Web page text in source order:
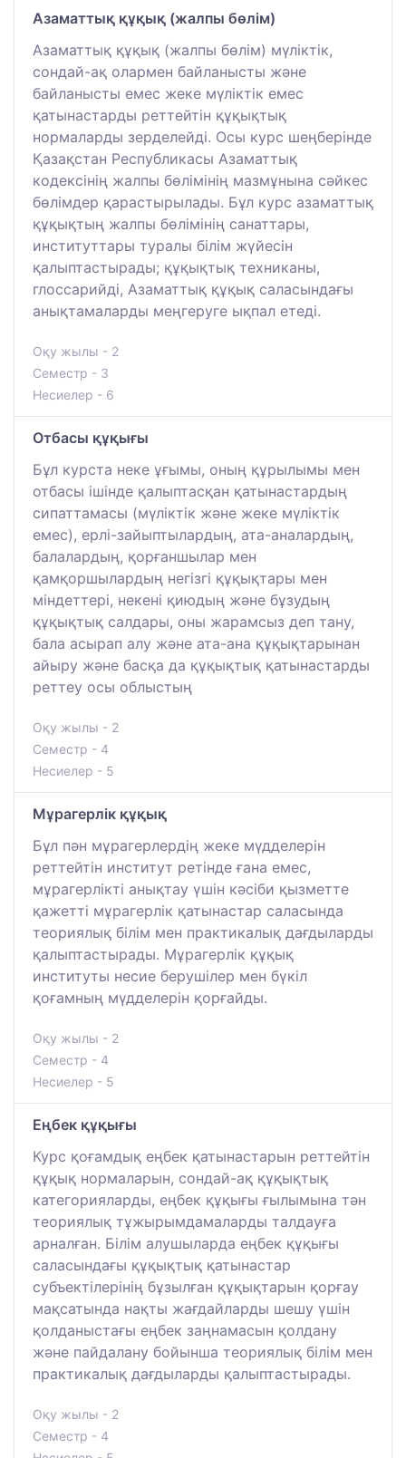
Азаматтық құқық (жалпы бөлім)
Азаматтық құқық (жалпы бөлім) мүліктік,
сондай-ақ олармен байланысты және
байланысты емес жеке мүліктік емес
қатынастарды реттейтін құқықтық
нормаларды зерделейді. Осы курс шеңберінде
Қазақстан Республикасы Азаматтық
кодексінің жалпы бөлімінің мазмұнына сәйкес
бөлімдер қарастырылады. Бұл курс азаматтық
құқықтың жалпы бөлімінің санаттары,
институттары туралы білім жүйесін
қалыптастырады; құқықтық техниканы,
глоссарийді, Азаматтық құқық саласындағы
анықтамаларды меңгеруге ықпал етеді.
Оқу жылы - 2
Семестр - 3
Несиелер - 6
Отбасы құқығы
Бұл курста неке ұғымы, оның құрылымы мен
отбасы ішінде қалыптасқан қатынастардың
сипаттамасы (мүліктік және жеке мүліктік
емес), ерлі-зайыптылардың, ата-аналардың,
балалардың, қорғаншылар мен
қамқоршылардың негізгі құқықтары мен
міндеттері, некені қиюдың және бұзудың
құқықтық салдары, оны жарамсыз деп тану,
бала асырап алу және ата-ана құқықтарынан
айыру және басқа да құқықтық қатынастарды
реттеу осы облыстың
Оқу жылы - 2
Семестр - 4
Несиелер - 5
Мұрагерлік құқық
Бұл пән мұрагерлердің жеке мүдделерін
реттейтін институт ретінде ғана емес,
мұрагерлікті анықтау үшін кәсіби қызметте
қажетті мұрагерлік қатынастар саласында
теориялық білім мен практикалық дағдыларды
қалыптастырады. Мұрагерлік құқық
институты несие берушілер мен бүкіл
қоғамның мүдделерін қорғайды.
Оқу жылы - 2
Семестр - 4
Несиелер - 5
Еңбек құқығы
Курс қоғамдық еңбек қатынастарын реттейтін
құқық нормаларын, сондай-ақ құқықтық
категорияларды, еңбек құқығы ғылымына тән
теориялық тұжырымдамаларды талдауға
арналған. Білім алушыларда еңбек құқығы
саласындағы құқықтық қатынастар
субъектілерінің бұзылған құқықтарын қорғау
мақсатында нақты жағдайларды шешу үшін
қолданыстағы еңбек заңнамасын қолдану
және пайдалану бойынша теориялық білім мен
практикалық дағдыларды қалыптастырады.
Оқу жылы - 2
Семестр - 4